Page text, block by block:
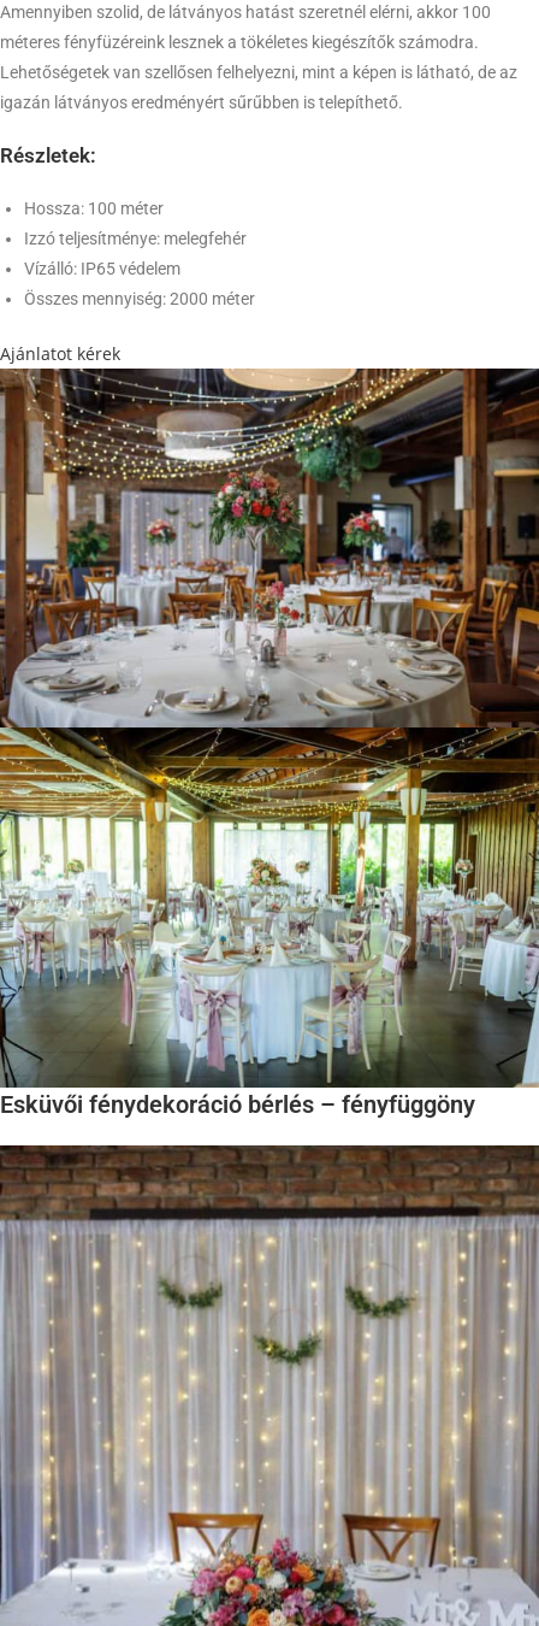
Amennyiben szolid, de látványos hatást szeretnél elérni, akkor 100
méteres fényfüzéreink lesznek a tökéletes kiegészítők számodra.
Lehetőségetek van szellősen felhelyezni, mint a képen is látható, de az
igazán látványos eredményért sűrűbben is telepíthető.
Részletek:
Hossza: 100 méter
Izzó teljesítménye: melegfehér
Vízálló: IP65 védelem
Összes mennyiség: 2000 méter
Ajánlatot kérek
Esküvői fénydekoráció bérlés – fényfüggöny